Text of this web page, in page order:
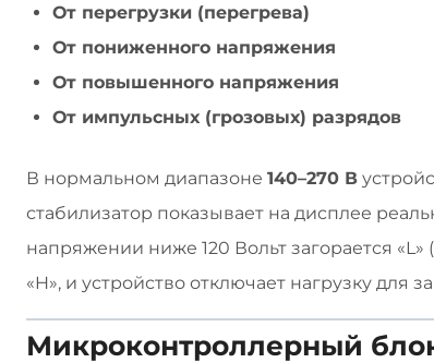
От перегрузки (перегрева)
От пониженного напряжения
От повышенного напряжения
От импульсных (грозовых) разрядов
В нормальном диапазоне 140–270 В
стабилизатор показывает на дисплее
напряжении ниже 120 Вольт загорается
«H», и устройство отключает нагрузку для
Микроконтроллерный